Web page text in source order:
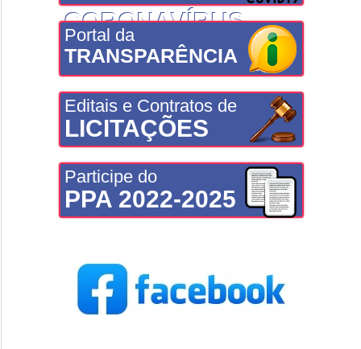
CORONAVÍRUS
Portal da
TRANSPARÊNCIA
Editais e Contratos de
LICITAÇÕES
Participe do
PPA 2022-2025